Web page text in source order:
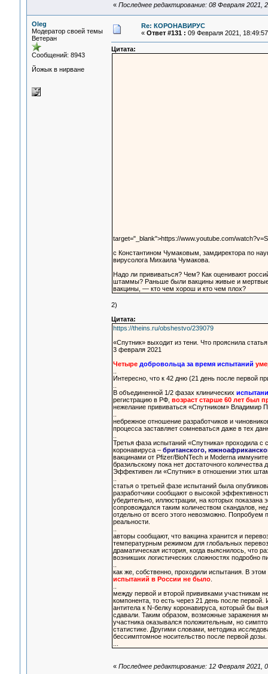
« Последнее редактирование: 08 Февраля 2021,
Oleg
Модератор своей темы
Ветеран
Сообщений: 8943
Йожык в нирване
Re: КОРОНАВИРУС
« Ответ #131 : 09 Февраля 2021,
Цитата:
target="_blank">https://www.youtube.com/
с Константином Чумаковым, замдиректора по
вирусолога Михаила Чумакова.
Надо ли прививаться? Чем? Как оценивают
штаммы? Раньше были вакцины живые и
вакцины, — кто чем хорош и кто чем плох?
2)
Цитата:
https://theins.ru/obshestvo/239079
«Спутник» выходит из тени. Что прояснила
3 февраля 2021
Четыре добровольца за время испытаний
Интересно, что к 42 дню (21 день после первой
В объединенной 1/2 фазах клинических
регистрацию в РФ, возраст старше 60 лет был
нежелание прививаться «Спутником» Владимир
небрежное отношение разработчиков и
процесса заставляет сомневаться даже в тех
Третья фаза испытаний «Спутника» проходила
коронавируса – британского,
вакцинами от Pfizer/BioNTech и Moderna
бразильскому пока нет достаточного количества
Эффективен ли «Спутник» в отношении этих
статья о третьей фазе испытаний была
разработчики сообщают о высокой
убедительно, иллюстрации, на которых
сопровождался таким количеством скандалов,
отдельно от всего этого невозможно.
реальности.
авторы сообщают, что вакцина хранится и
температурным режимом для глобальных
драматическая история, когда выяснилось, что
возникших логистических сложностях подробно
как же, собственно, проходили испытания. В
испытаний в России не было.
между первой и второй прививками участникам
компонента, то есть через 21 день после
антитела к N-белку коронавируса, который бы
сдавали. Таким образом, возможные заражения
участника оказывался положительным, но
статистике. Другими словами, методика
бессимптомное носительство после первой дозы.
« Последнее редактирование: 12 Февраля 2021,